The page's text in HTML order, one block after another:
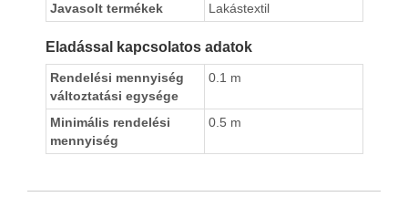
Javasolt termékek Lakástextil
Eladással kapcsolatos adatok
Rendelési mennyiség
változtatási egysége
0.1 m
Minimális rendelési
mennyiség
0.5 m